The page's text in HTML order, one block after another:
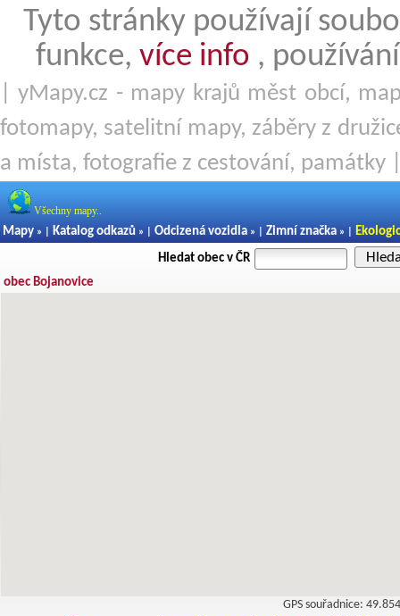
Tyto stránky používají
funkce, více info ,
| yMapy.cz - mapy krajů měst obcí,
fotomapy, satelitní mapy, záběry z
a místa, fotografie z cestování, památky
Všechny mapy..
Mapy » | Katalog odkazů » | Odcizená vozidla » | Zimní značka » |
Hledat obec v ČR
obec Bojanovice
GPS souřadnice: